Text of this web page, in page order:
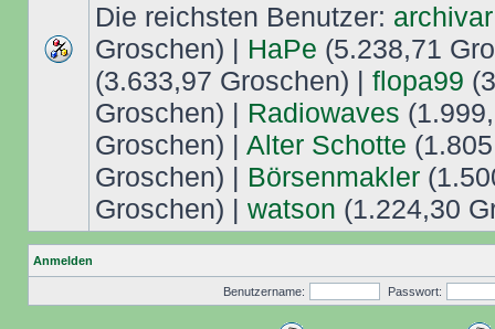
Die reichsten Benutzer: archivar
Groschen) | HaPe (5.238,71
(3.633,97 Groschen) | flopa99
Groschen) | Radiowaves
Groschen) | Alter Schotte
Groschen) | Börsenmakler
Groschen) | watson (1.224,30
Anmelden
Benutzername: Passwort: